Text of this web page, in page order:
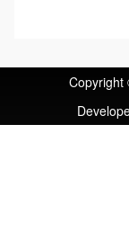
Copyright